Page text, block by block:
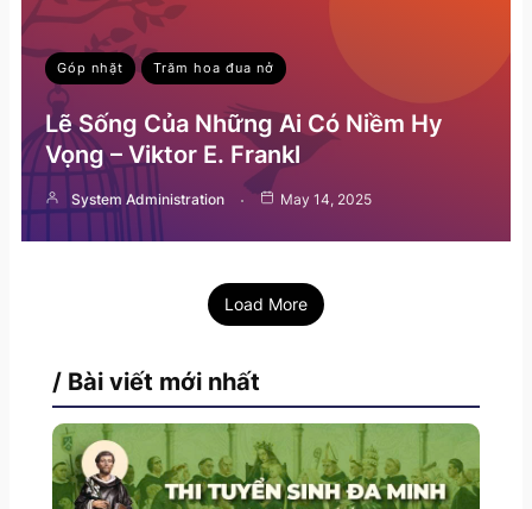
Góp nhặt Trăm hoa đua nở
Lẽ Sống Của Những Ai Có Niềm Hy
Vọng – Viktor E. Frankl
System Administration May 14, 2025
Load More
/ Bài viết mới nhất